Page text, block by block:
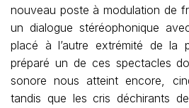
nouveau poste à modulation de
un dialogue stéréophonique
placé à l’autre extrémité de la
préparé un de ces spectacles
sonore nous atteint encore,
tandis que les cris déchirants